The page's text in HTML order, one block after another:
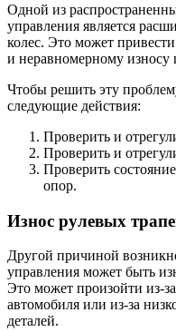
Одной из
управления является
колес. Это может
и неравномерному износу
Чтобы решить эту
следующие действия:
Проверить и
Проверить и
Проверить
опор.
Износ рулевых
Другой причиной
управления может быть
Это может произойти из-
автомобиля или из-за
деталей.